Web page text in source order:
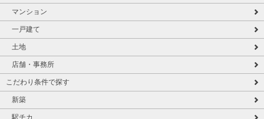
マンション
一戸建て
土地
店舗・事務所
こだわり条件で探す
新築
駅チカ